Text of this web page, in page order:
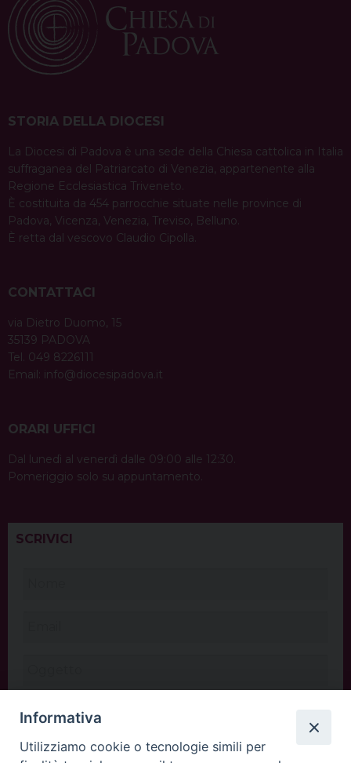
STORIA DELLA DIOCESI
La Diocesi di Padova è una sede della Chiesa cattolica in Italia
suffraganea del Patriarcato di Venezia, appartenente alla
Regione Ecclesiastica Triveneto.
È costituita da 454 parrocchie situate nelle province di
Padova, Vicenza, Venezia, Treviso, Belluno.
È retta dal vescovo Claudio Cipolla.
CONTATTACI
via Dietro Duomo, 15
35139 PADOVA
Tel. 049 8226111
Email: info@diocesipadova.it
ORARI UFFICI
Dal lunedì al venerdì dalle 09:00 alle 12:30.
Pomeriggio solo su appuntamento.
SCRIVICI
Informativa
Utilizziamo cookie o tecnologie simili per